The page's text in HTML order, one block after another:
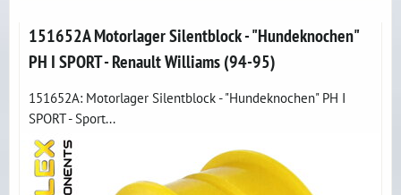
151652A Motorlager Silentblock - "Hundeknochen"
PH I SPORT - Renault Williams (94-95)
151652A: Motorlager Silentblock - "Hundeknochen" PH I
SPORT - Sport...